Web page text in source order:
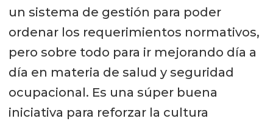
un sistema de gestión para poder
ordenar los requerimientos normativos,
pero sobre todo para ir mejorando día a
día en materia de salud y seguridad
ocupacional. Es una súper buena
iniciativa para reforzar la cultura